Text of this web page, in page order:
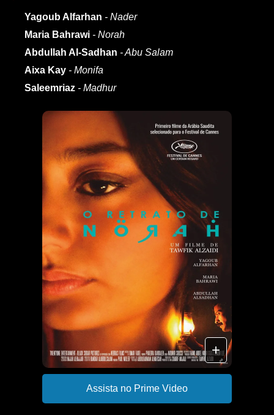
Yagoub Alfarhan - Nader
Maria Bahrawi - Norah
Abdullah Al-Sadhan - Abu Salam
Aixa Kay - Monifa
Saleemriaz - Madhur
+
Assista no Prime Video